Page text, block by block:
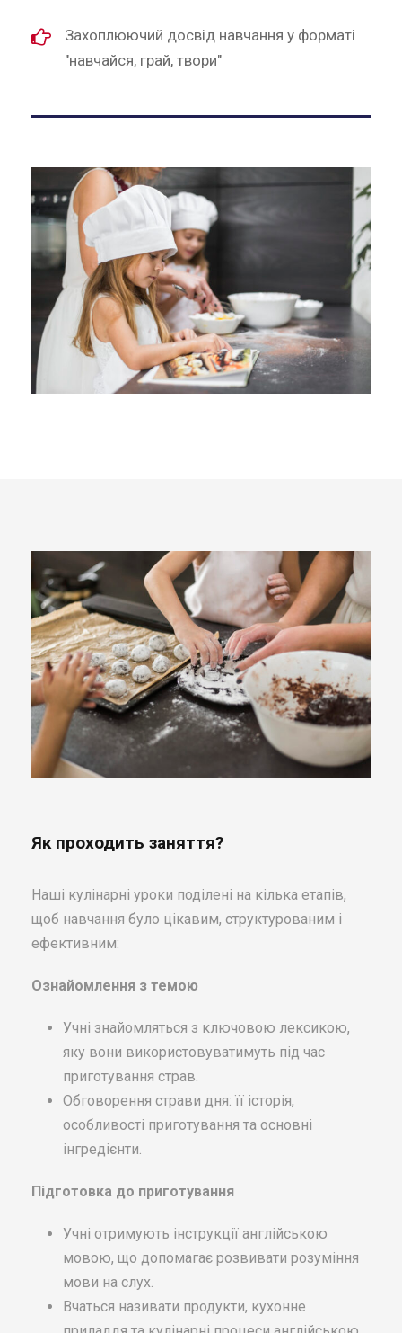
Захоплюючий досвід навчання у форматі
"навчайся, грай, твори"
Як проходить заняття?
Наші кулінарні уроки поділені на кілька етапів,
щоб навчання було цікавим, структурованим і
ефективним:
Ознайомлення з темою
Учні знайомляться з ключовою лексикою,
яку вони використовуватимуть під час
приготування страв.
Обговорення страви дня: її історія,
особливості приготування та основні
інгредієнти.
Підготовка до приготування
Учні отримують інструкції англійською
мовою, що допомагає розвивати розуміння
мови на слух.
Вчаться називати продукти, кухонне